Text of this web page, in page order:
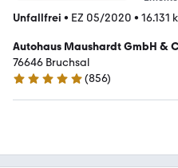
Unfallfrei • EZ 05/2020 • 16.131
Autohaus Maushardt GmbH &
Service Partner
76646 Bruchsal
4.9 Sterne
(856)